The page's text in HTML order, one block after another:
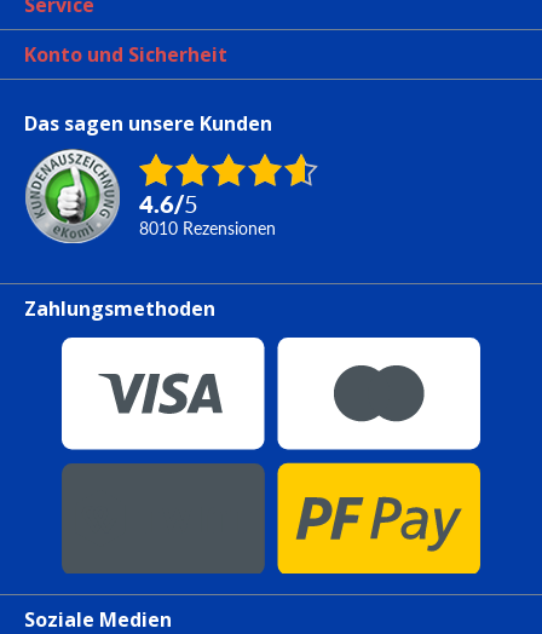
Konto und Sicherheit
Das sagen unsere Kunden
4.6/5
8010 Rezensionen
Zahlungsmethoden
Soziale Medien